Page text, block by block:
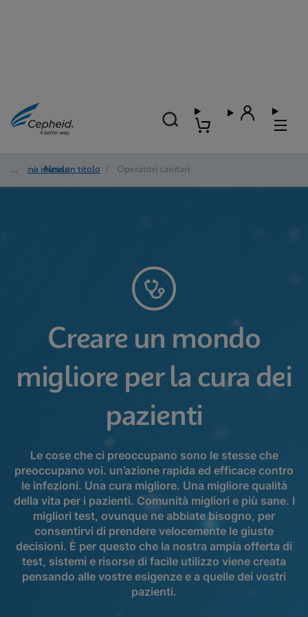
Pagina iniziale
/ Nessun titolo / Operatori sanitari
Creare un mondo
migliore per la cura dei
pazienti
Le cose che ci preoccupano sono le stesse che
preoccupano voi. un’azione rapida ed efficace contro
le infezioni. Una cura migliore. Una migliore qualità
della vita per i pazienti. Comunità migliori e più sane. I
migliori test, ovunque ne abbiate bisogno, per
consentirvi di prendere velocemente le giuste
decisioni. È per questo che la nostra ampia offerta di
test, sistemi e risorse di facile utilizzo viene creata
pensando alle vostre esigenze e a quelle dei vostri
pazienti.